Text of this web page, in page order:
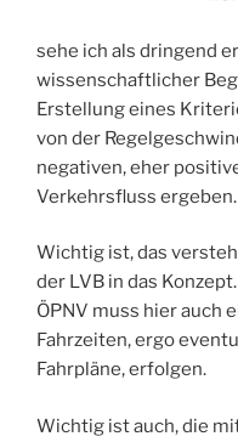
sehe ich als dringend
wissenschaftlicher
Erstellung eines
von der
negativen, eher
Verkehrsfluss ergeben.
Wichtig ist, das
der LVB in das
ÖPNV muss hier auch
Fahrzeiten, ergo
Fahrpläne, erfolgen.
Wichtig ist auch, die